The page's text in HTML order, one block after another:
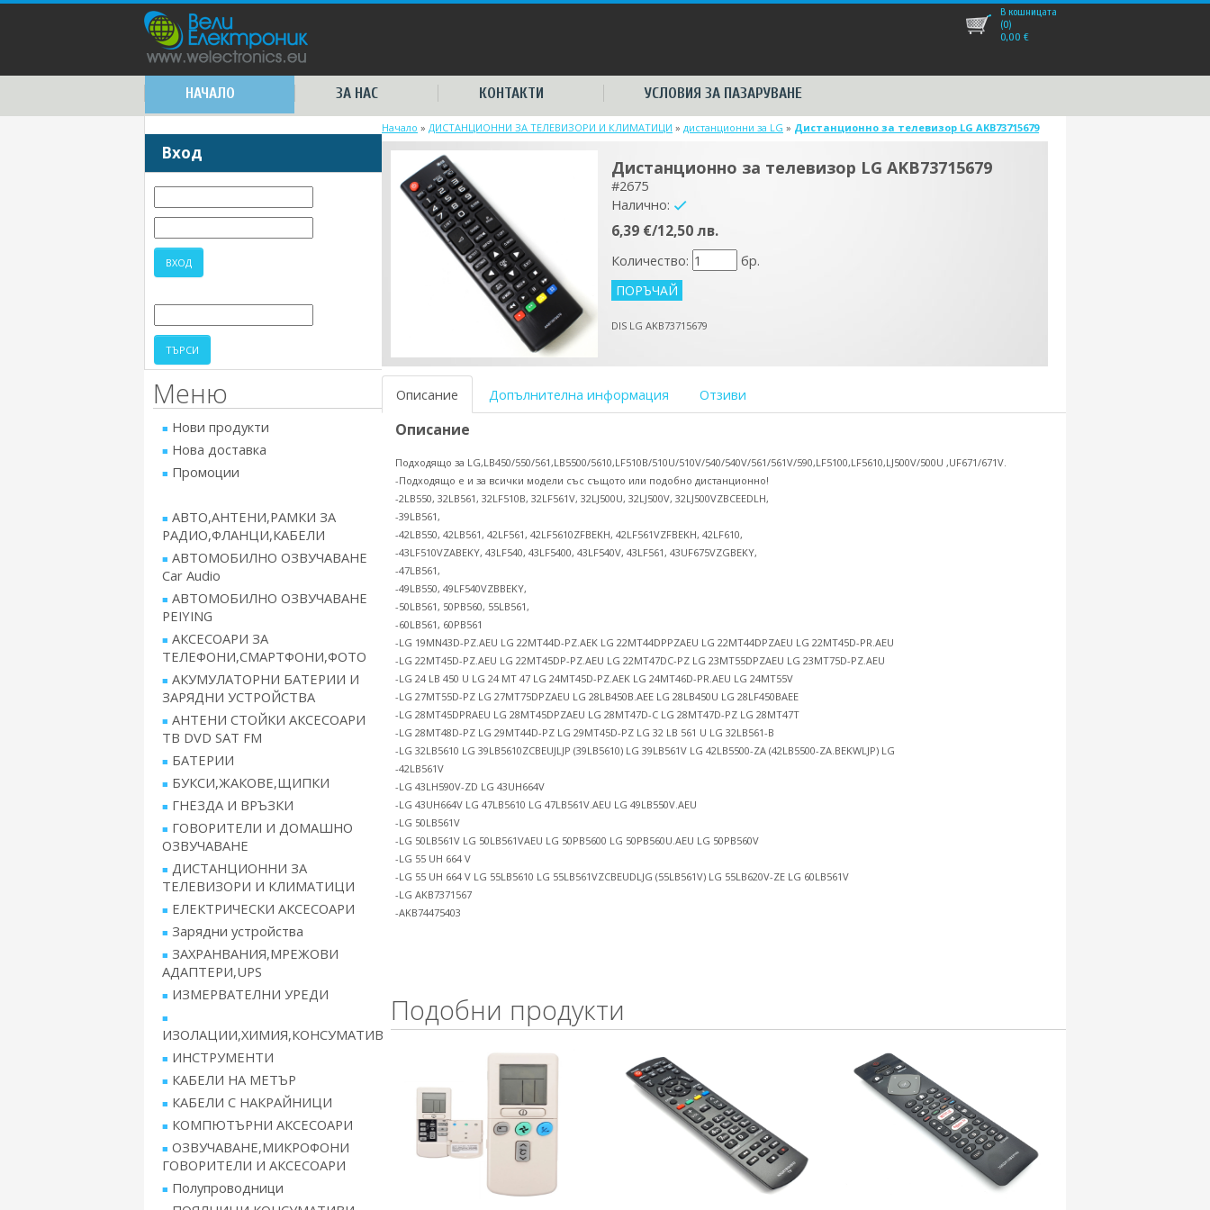
НАЧАЛО ЗА НАС КОНТАКТИ УСЛОВИЯ ЗА ПАЗАРУВАНЕ
В кошницата
(0)
0,00 €
Вход
Меню
Нови продукти
Нова доставка
Промоции
АВТО,АНТЕНИ,РАМКИ ЗА
РАДИО,ФЛАНЦИ,КАБЕЛИ
АВТОМОБИЛНО ОЗВУЧАВАНЕ
Car Audio
АВТОМОБИЛНО ОЗВУЧАВАНЕ
PEIYING
АКСЕСОАРИ ЗА
ТЕЛЕФОНИ,СМАРТФОНИ,ФОТО
АКУМУЛАТОРНИ БАТЕРИИ И
ЗАРЯДНИ УСТРОЙСТВА
АНТЕНИ СТОЙКИ АКСЕСОАРИ
ТВ DVD SAT FM
БАТЕРИИ
БУКСИ,ЖАКОВЕ,ЩИПКИ
ГНЕЗДА И ВРЪЗКИ
ГОВОРИТЕЛИ И ДОМАШНО
ОЗВУЧАВАНЕ
ДИСТАНЦИОННИ ЗА
ТЕЛЕВИЗОРИ И КЛИМАТИЦИ
ЕЛЕКТРИЧЕСКИ АКСЕСОАРИ
Зарядни устройства
ЗАХРАНВАНИЯ,МРЕЖОВИ
АДАПТЕРИ,UPS
ИЗМЕРВАТЕЛНИ УРЕДИ
ИЗОЛАЦИИ,ХИМИЯ,КОНСУМАТИВ
ИНСТРУМЕНТИ
КАБЕЛИ НА МЕТЪР
КАБЕЛИ С НАКРАЙНИЦИ
КОМПЮТЪРНИ АКСЕСОАРИ
ОЗВУЧАВАНЕ,МИКРОФОНИ
ГОВОРИТЕЛИ И АКСЕСОАРИ
Полупроводници
Начало » ДИСТАНЦИОННИ ЗА ТЕЛЕВИЗОРИ И КЛИМАТИЦИ » дистанционни за LG » Дистанционно за телевизор LG AKB73715679
Дистанционно за телевизор LG AKB73715679
#2675
Налично:
6,39 €/12,50 лв.
Количество: бр.
DIS LG AKB73715679
Описание Допълнителна информация Отзиви
Описание
Подходящо за LG,LB450/550/561,LB5500/5610,LF510B/510U/510V/540/540V/561/561V/590,LF5100,LF5610,LJ500V/500U ,UF671/671V.
-Подходящо е и за всички модели със същото или подобно дистанционно!
-2LB550, 32LB561, 32LF510B, 32LF561V, 32LJ500U, 32LJ500V, 32LJ500VZBCEEDLH,
-39LB561,
-42LB550, 42LB561, 42LF561, 42LF5610ZFBEKH, 42LF561VZFBEKH, 42LF610,
-43LF510VZABEKY, 43LF540, 43LF5400, 43LF540V, 43LF561, 43UF675VZGBEKY,
-47LB561,
-49LB550, 49LF540VZBBEKY,
-50LB561, 50PB560, 55LB561,
-60LB561, 60PB561
-LG 19MN43D-PZ.AEU LG 22MT44D-PZ.AEK LG 22MT44DPPZAEU LG 22MT44DPZAEU LG 22MT45D-PR.AEU
-LG 22MT45D-PZ.AEU LG 22MT45DP-PZ.AEU LG 22MT47DC-PZ LG 23MT55DPZAEU LG 23MT75D-PZ.AEU
-LG 24 LB 450 U LG 24 MT 47 LG 24MT45D-PZ.AEK LG 24MT46D-PR.AEU LG 24MT55V
-LG 27MT55D-PZ LG 27MT75DPZAEU LG 28LB450B.AEE LG 28LB450U LG 28LF450BAEE
-LG 28MT45DPRAEU LG 28MT45DPZAEU LG 28MT47D-C LG 28MT47D-PZ LG 28MT47T
-LG 28MT48D-PZ LG 29MT44D-PZ LG 29MT45D-PZ LG 32 LB 561 U LG 32LB561-B
-LG 32LB5610 LG 39LB5610ZCBEUJLJP (39LB5610) LG 39LB561V LG 42LB5500-ZA (42LB5500-ZA.BEKWLJP) LG
-42LB561V
-LG 43LH590V-ZD LG 43UH664V
-LG 43UH664V LG 47LB5610 LG 47LB561V.AEU LG 49LB550V.AEU
-LG 50LB561V
-LG 50LB561V LG 50LB561VAEU LG 50PB5600 LG 50PB560U.AEU LG 50PB560V
-LG 55 UH 664 V
-LG 55 UH 664 V LG 55LB5610 LG 55LB561VZCBEUDLJG (55LB561V) LG 55LB620V-ZE LG 60LB561V
-LG AKB7371567
-AKB74475403
Подобни продукти